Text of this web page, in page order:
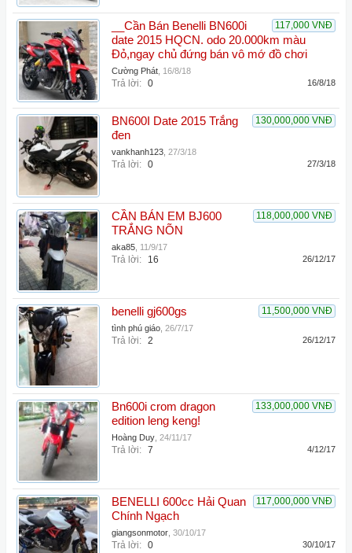
117,000 VNĐ
__Cần Bán Benelli BN600i
date 2015 HQCN. odo 20.000km màu
Đỏ,ngay chủ đứng bán vô mớ đồ chơi
Cường Phát 16/8/18
Trả lời: 0 16/8/18
130,000,000 VNĐ
BN600I Date 2015 Trắng
đen
vankhanh123 27/3/18
Trả lời: 0 27/3/18
118,000,000 VNĐ
CẦN BÁN EM BJ600
TRẮNG NÕN
aka85 11/9/17
Trả lời: 16 26/12/17
11,500,000 VNĐ
benelli gj600gs
tình phú giáo 26/7/17
Trả lời: 2 26/12/17
133,000,000 VNĐ
Bn600i crom dragon
edition leng keng!
Hoàng Duy 24/11/17
Trả lời: 7 4/12/17
117,000,000 VNĐ
BENELLI 600cc Hải Quan
Chính Ngạch
giangsonmotor 30/10/17
Trả lời: 0 30/10/17